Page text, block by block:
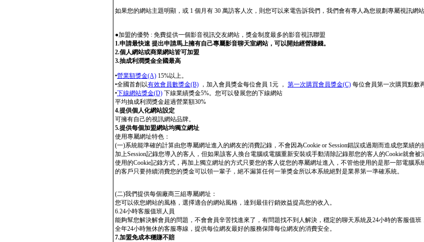
如果您的網站主題明顯，或 1 個月有 30 萬訪客人次，則您可以來電告訴我們，我們會有專人為您規劃專屬視訊網
●加盟的優勢 : 免費提供一個影音視訊交友網站，獎金制度最多的影音視訊聯盟
1.申請最快速 提出申請馬上擁有自己專屬影音聊天室網站，可以開始經營賺錢。
2.個人網站或商業網站皆可加盟
3.抽成利潤獎金全國最高
•營業額獎金(A) 15%以上。
•全國首創以有效會員數獎金(B) ，加入會員獎金每位會員 1元 ， 第一次購買會員獎金(C) 每位會員第一次購買點數
•下線網站獎金(D) 下線業績獎金5%。您可以發展您的下線網站
平均抽成利潤獎金超過營業額30%
4.提供個人化網站設定
可擁有自己的視訊網站品牌。
5.提供每個加盟網站均獨立網址
使用專屬網址特色：
(一)系統能準確的計算由您專屬網址進入的網友的消費記錄，不會因為Cookie or Session錯誤或過期而造成您業績
加上Session記錄您導入的客人，但如果該客人換台電腦或電腦重新安裝或手動清除記錄那您的客人的Cookie就會
使用的Cookie記錄方式，再加上獨立網址的方式只要您的客人從您的專屬網址進入，不管他使用的是那一部電腦
的客戶只要持續消費您的獎金可以領一輩子，絕不漏算任何一筆獎金所以本系統絕對是業界第一準確系統。
(二)我們提供每個廠商三組專屬網址：
您可以依您網站的風格，選擇適合的網站風格，達到最佳行銷效益提高您的收入。
6.24小時客服值班人員
能夠幫您解決解會員的問題，不會會員辛苦找進來了，有問題找不到人解決，穩定的聊天系統及24小時的客服值
全年24小時無休的客服專線，提供每位網友最好的服務保障每位網友的消費安全。
7.加盟免成本穩賺不賠